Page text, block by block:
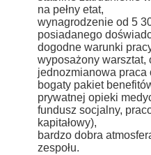
na pełny etat,
wynagrodzenie od 5
posiadanego
dogodne warunki
wyposażony warsztat,
jednozmianowa praca
bogaty pakiet
prywatnej opieki
fundusz socjalny,
kapitałowy),
bardzo dobra
zespołu.